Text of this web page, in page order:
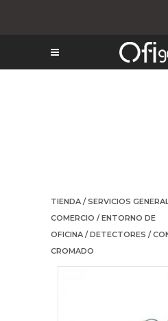
TIENDA /SERVICIOS
COMERCIO /ENTORNO DE
OFICINA /DETECTORES /
CROMADO